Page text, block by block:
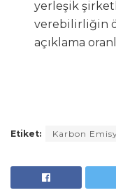
yerleşik
verebilirliğin
açıklama
Etiket: Karbon